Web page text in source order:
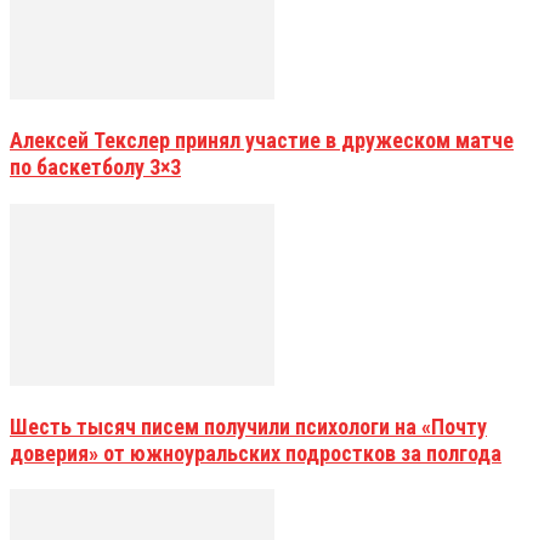
Алексей Текслер принял участие в дружеском матче
по баскетболу 3×3
Шесть тысяч писем получили психологи на «Почту
доверия» от южноуральских подростков за полгода